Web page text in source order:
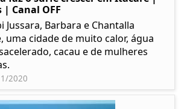
| Canal OFF
Barbara e Chantalla
uma cidade de muito calor, água
cacau e de mulheres
2020